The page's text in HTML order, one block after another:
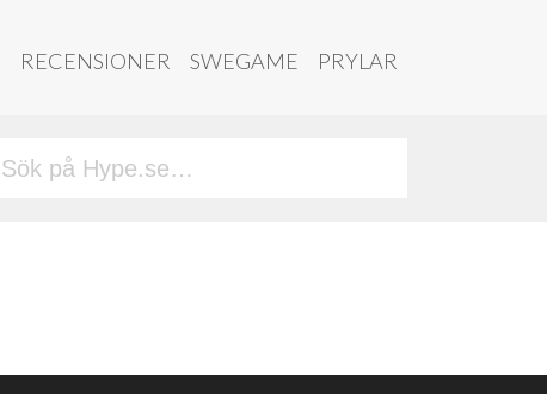
RECENSIONER SWEGAME PRYLAR